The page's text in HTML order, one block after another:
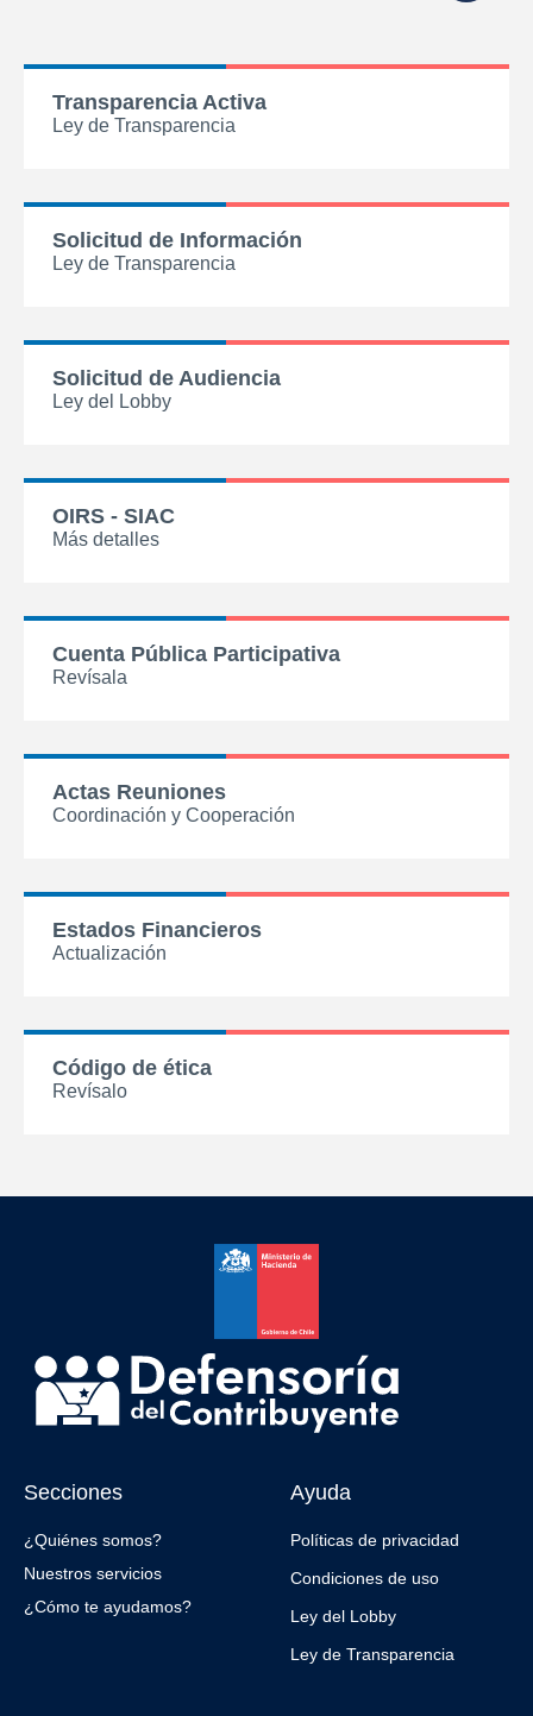
Transparencia Activa
Ley de Transparencia
Solicitud de Información
Ley de Transparencia
Solicitud de Audiencia
Ley del Lobby
OIRS - SIAC
Más detalles
Cuenta Pública Participativa
Revísala
Actas Reuniones
Coordinación y Cooperación
Estados Financieros
Actualización
Código de ética
Revísalo
Secciones
¿Quiénes somos?
Nuestros servicios
¿Cómo te ayudamos?
Ayuda
Políticas de privacidad
Condiciones de uso
Ley del Lobby
Ley de Transparencia